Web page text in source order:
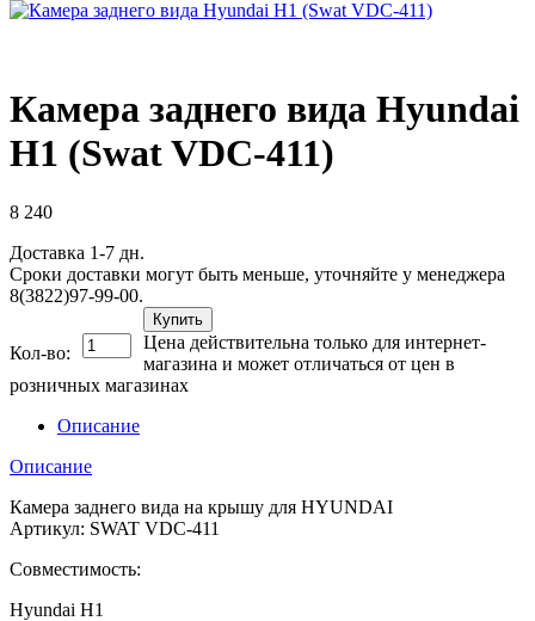
Камера заднего вида Hyundai
H1 (Swat VDC-411)
8 240
Доставка 1-7 дн.
Сроки доставки могут быть меньше, уточняйте у менеджера
8(3822)97-99-00.
Кол-во:
Купить
Цена действительна только для интернет-
магазина и может отличаться от цен в
розничных магазинах
Описание
Описание
Камера заднего вида на крышу для HYUNDAI
Артикул: SWAT VDC-411
Совместимость:
Hyundai H1